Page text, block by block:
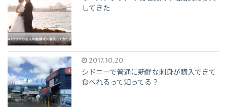
してきた
2017.10.20
シドニーで普通に新鮮な刺身が購入できて
食べれるって知ってる？